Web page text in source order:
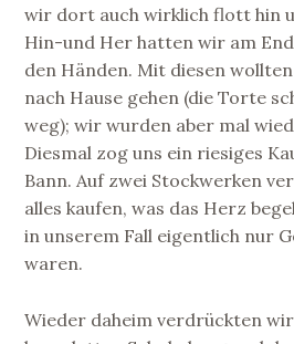
wir dort auch wirklich flott hin
Hin-und Her hatten wir am
den Händen. Mit diesen
nach Hause gehen (die Torte
weg); wir wurden aber mal
Diesmal zog uns ein riesiges
Bann. Auf zwei Stockwerken
alles kaufen, was das Herz
in unserem Fall eigentlich nur
waren.
Wieder daheim verdrückten